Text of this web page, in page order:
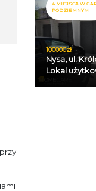
4 MIEJSCA W
PODZIEMNYM
100000zł
Nysa, ul.
Lokal